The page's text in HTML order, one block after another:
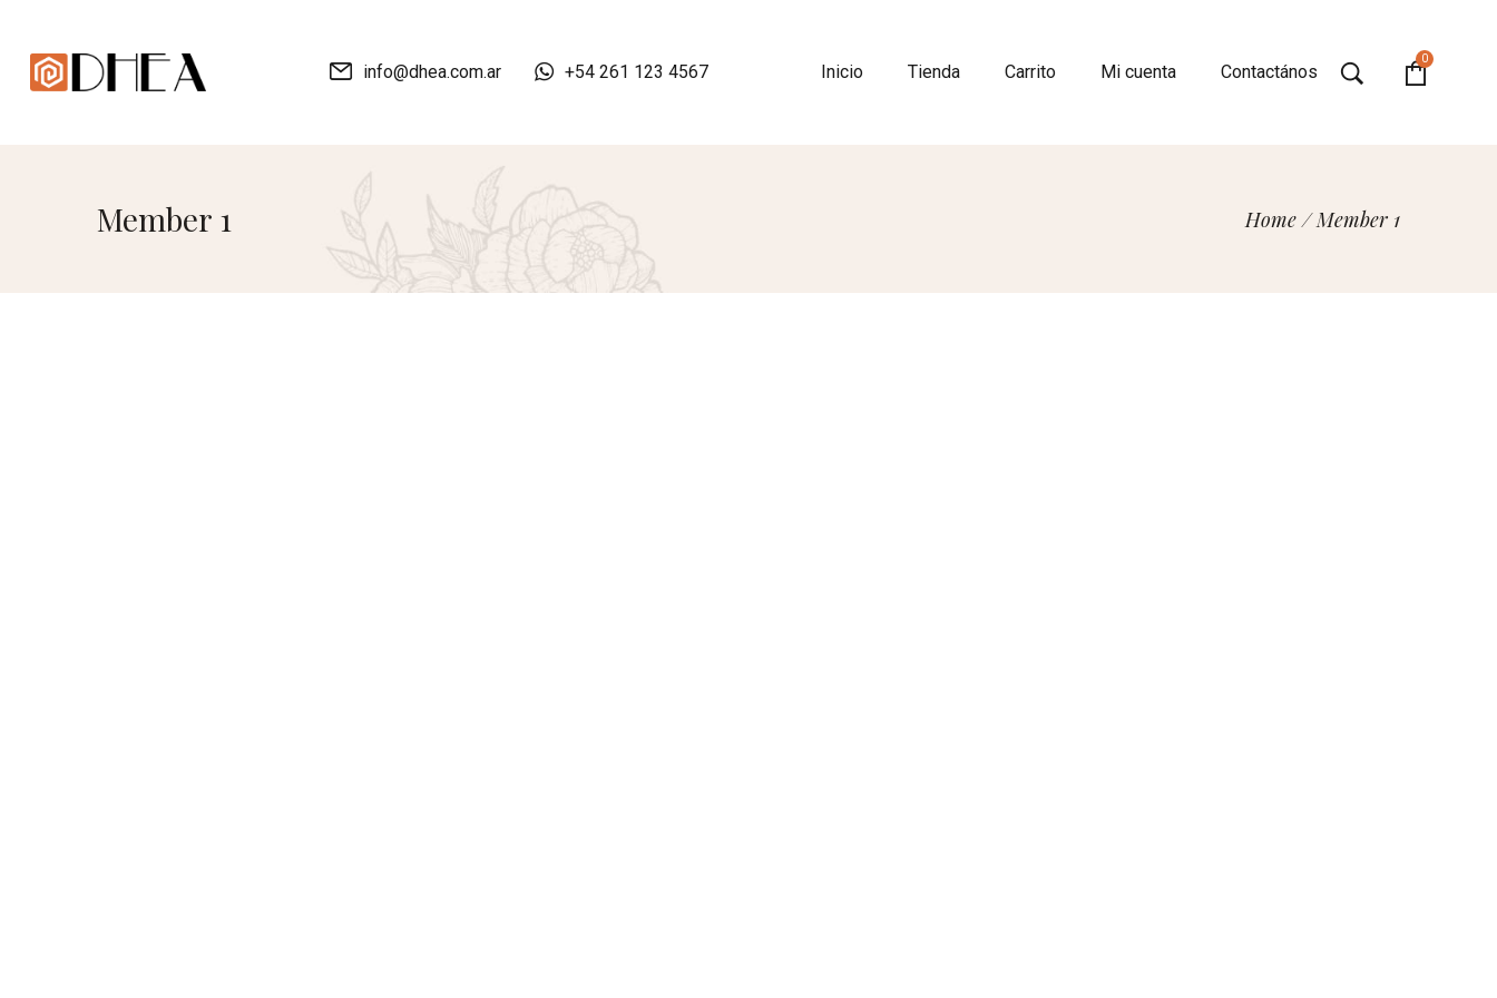
info@dhea.com.ar +54 261 123 4567 Inicio Tienda Carrito Mi cuenta Contactános
0
Member 1 Home / Member 1